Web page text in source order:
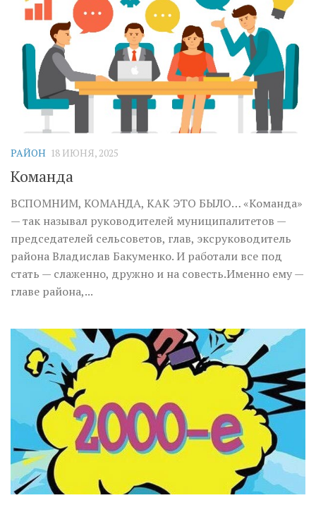
РАЙОН 18 ИЮНЯ, 2025
Команда
ВСПОМНИМ, КОМАНДА, КАК ЭТО БЫЛО… «Команда»
— так называл руководителей муниципалитетов —
председателей сельсоветов, глав, эксруководитель
района Владислав Бакуменко. И работали все под
стать — слаженно, дружно и на совесть.Именно ему —
главе района,...